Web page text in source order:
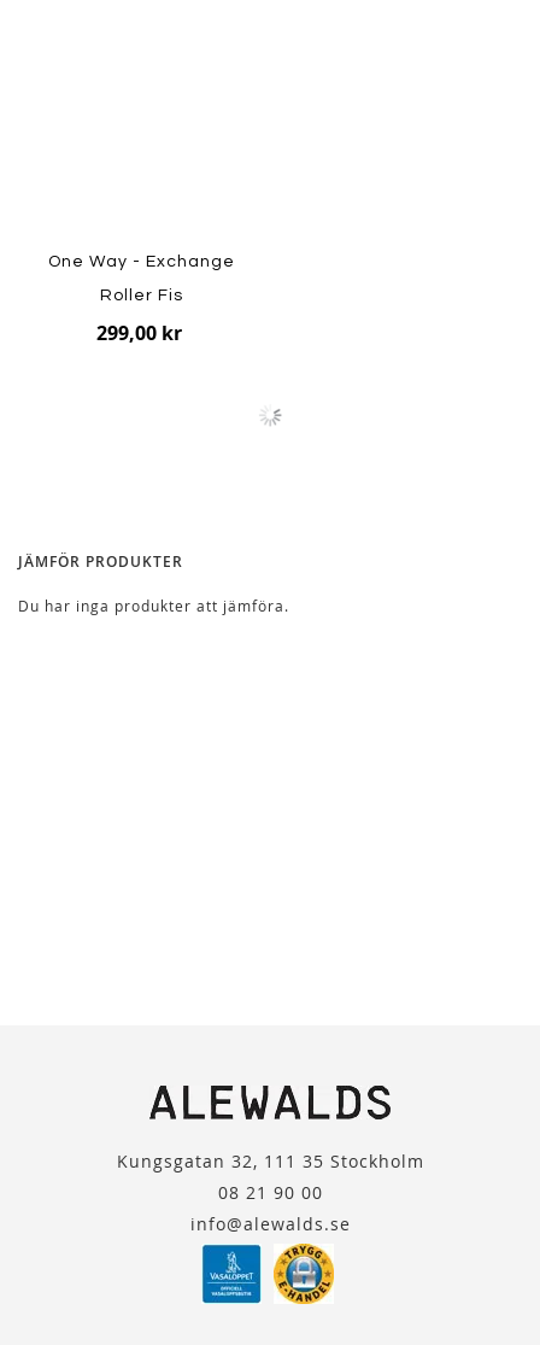
One Way - Exchange
Roller Fis
299,00 kr
JÄMFÖR PRODUKTER
Du har inga produkter att jämföra.
Kungsgatan 32, 111 35 Stockholm
08 21 90 00
info@alewalds.se